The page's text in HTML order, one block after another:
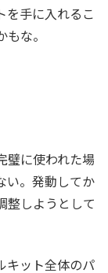
を手に入れるこ
な。
璧に使われた場
い。発動してか
整しようとして
キット全体のパ